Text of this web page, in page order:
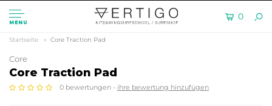
MENU
0
Startseite Core Traction Pad
Core
Core Traction Pad
0 bewertungen - ihre bewertung hinzufügen